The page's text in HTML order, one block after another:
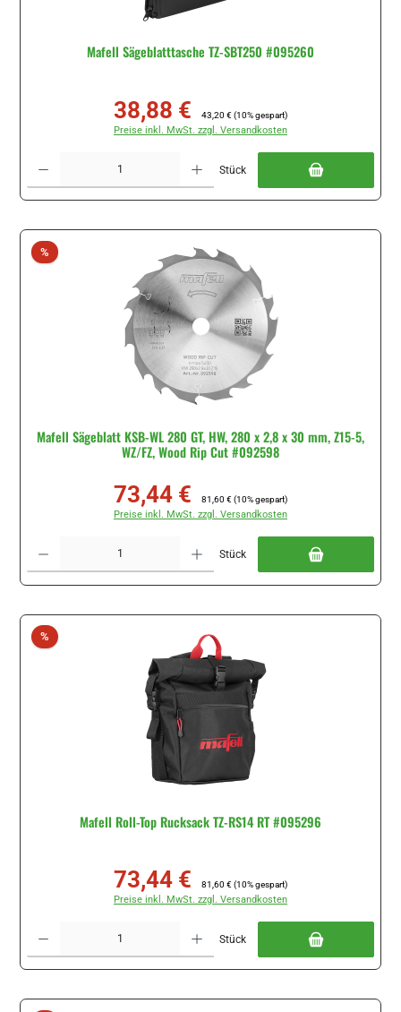
Mafell Sägeblatttasche TZ-SBT250 #095260
Verkaufspreis:
38,88 € 43,20 € (10% gespart)
Preise inkl. MwSt. zzgl. Versandkosten
Stück
%Rabatt
Mafell Sägeblatt KSB-WL 280 GT, HW, 280 x 2,8 x 30 mm, Z15-5,
WZ/FZ, Wood Rip Cut #092598
Verkaufspreis:
73,44 € 81,60 € (10% gespart)
Preise inkl. MwSt. zzgl. Versandkosten
Stück
%Rabatt
Mafell Roll-Top Rucksack TZ-RS14 RT #095296
Verkaufspreis:
73,44 € 81,60 € (10% gespart)
Preise inkl. MwSt. zzgl. Versandkosten
Stück